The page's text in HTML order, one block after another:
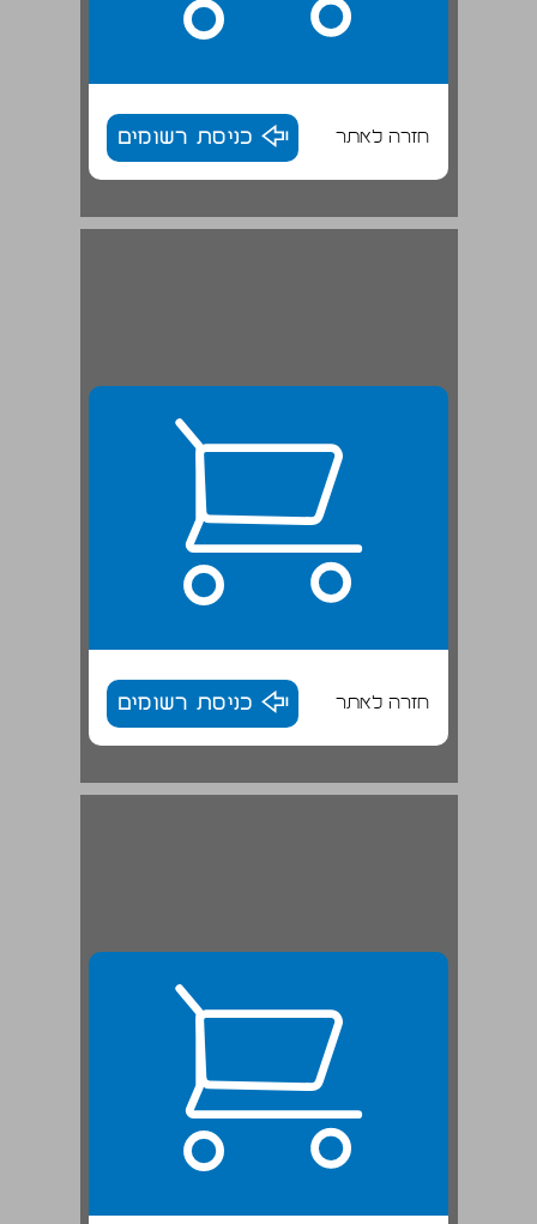
חזרה לאתר כניסת רשומים
חזרה לאתר כניסת רשומים
חיפה וצפת ... 22